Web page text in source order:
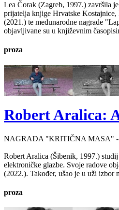
Lea Čorak (Zagreb, 1997.) završila
prijatelja knjige Hrvatske
(2021.) te međunarodne nagrade
objavljivane su u književnim
proza
Robert Aralica:
NAGRADA "KRITIČNA MASA" -
Robert Aralica (Šibenik, 1997.)
elektroničke glazbe. Svoje radove
(2022.). Također, ušao je u uži izbor
proza